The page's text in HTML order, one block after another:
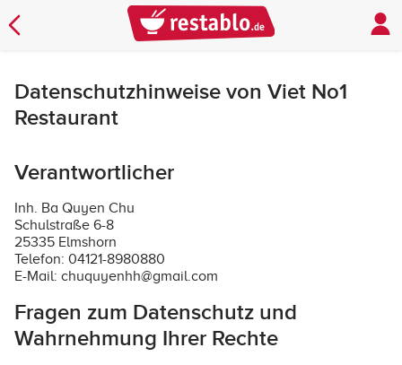
Datenschutzhinweise von Viet No1
Restaurant
Verantwortlicher
Inh. Ba Quyen Chu
Schulstraße 6-8
25335 Elmshorn
Telefon: 04121-8980880
E-Mail: chuquyenhh@gmail.com
Fragen zum Datenschutz und
Wahrnehmung Ihrer Rechte